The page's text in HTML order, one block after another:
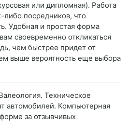
или дипломная). Работа
либо посредников, что
Удобная и простая форма
своевременно откликаться
чем быстрее придет от
выше вероятность еще выбора
Техническое
автомобилей. Компьютерная
за отзывчивых